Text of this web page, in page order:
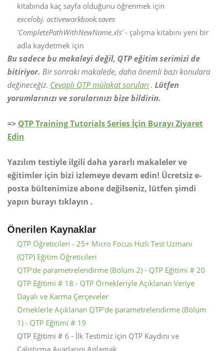
kitabında kaç sayfa olduğunu öğrenmek için
excelobj. activeworkbook.saves
'CompletePathWithNewName.xls' - çalışma kitabını yeni bir
adla kaydetmek için
Bu sadece bu makaleyi değil, QTP eğitim serimizi de
bitiriyor. Bir sonraki makalede, daha önemli bazı konulara
değineceğiz. Cevaplı QTP mülakat soruları. Lütfen
yorumlarınızı ve sorularınızı bize bildirin.
=> QTP Training Tutorials Series İçin Burayı Ziyaret
Edin
Yazılım testiyle ilgili daha yararlı makaleler ve
eğitimler için bizi izlemeye devam edin! Ücretsiz e-
posta bültenimize abone değilseniz, lütfen şimdi
yapın burayı tıklayın .
Önerilen Kaynaklar
QTP Öğreticileri - 25+ Micro Focus Hızlı Test Uzmanı
(QTP) Eğitim Öğreticileri
QTP'de parametrelendirme (Bölüm 2) - QTP Eğitimi # 20
QTP Eğitimi # 18 - QTP Örnekleriyle Açıklanan Veriye
Dayalı ve Karma Çerçeveler
Örneklerle Açıklanan QTP'de parametrelendirme (Bölüm
1) - QTP Eğitimi # 19
QTP Eğitimi # 6 - İlk Testimiz için QTP Kaydını ve
Çalıştırma Ayarlarını Anlamak